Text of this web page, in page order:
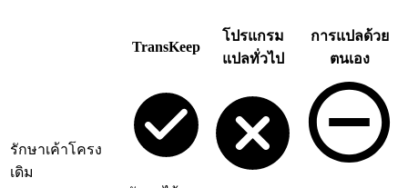
TransKeep
โปรแกรม
แปลทั่วไป
การแปลด้วย
ตนเอง
รักษาเค้าโครง
เดิม